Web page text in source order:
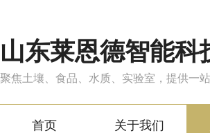
山东莱恩德智能科
聚焦土壤、食品、水质、实验室，提供一
首页 关于我们